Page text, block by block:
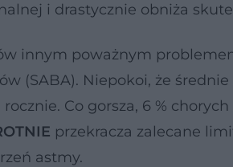
i drastycznie obniża
innym poważnym
(SABA). Niepokoi, że
Co gorsza, 6 %
przekracza zalecane
astmy.